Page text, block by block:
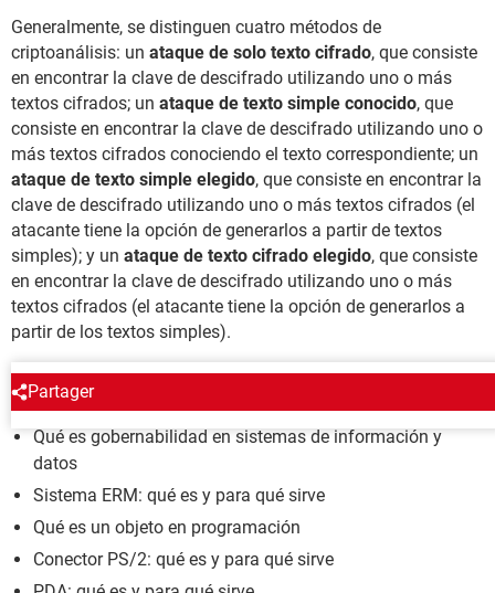
Generalmente, se distinguen cuatro métodos de
criptoanálisis: un ataque de solo texto cifrado, que consiste
en encontrar la clave de descifrado utilizando uno o más
textos cifrados; un ataque de texto simple conocido, que
consiste en encontrar la clave de descifrado utilizando uno o
más textos cifrados conociendo el texto correspondiente; un
ataque de texto simple elegido, que consiste en encontrar la
clave de descifrado utilizando uno o más textos cifrados (el
atacante tiene la opción de generarlos a partir de textos
simples); y un ataque de texto cifrado elegido, que consiste
en encontrar la clave de descifrado utilizando uno o más
textos cifrados (el atacante tiene la opción de generarlos a
partir de los textos simples).
Partager
ENCICLOPEDIA
Qué es gobernabilidad en sistemas de información y
datos
Sistema ERM: qué es y para qué sirve
Qué es un objeto en programación
Conector PS/2: qué es y para qué sirve